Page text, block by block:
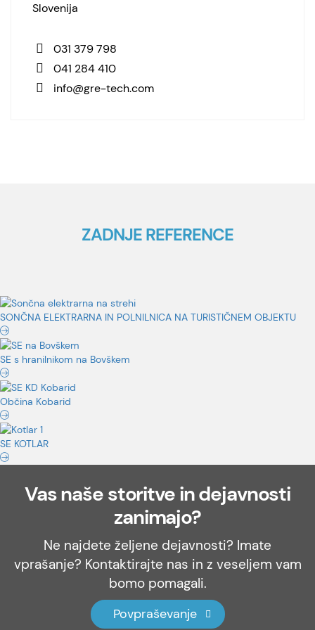
Slovenija
031 379 798
041 284 410
info@gre-tech.com
ZADNJE REFERENCE
SONČNA ELEKTRARNA IN POLNILNICA NA TURISTIČNEM OBJEKTU
SE s hranilnikom na Bovškem
Občina Kobarid
SE KOTLAR
Vas naše storitve in dejavnosti
zanimajo?
Ne najdete željene dejavnosti? Imate
vprašanje? Kontaktirajte nas in z veseljem vam
bomo pomagali.
Povpraševanje